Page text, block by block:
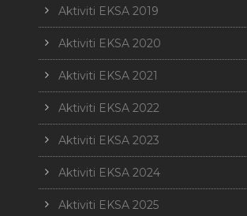
Aktiviti EKSA 2019
Aktiviti EKSA 2020
Aktiviti EKSA 2021
Aktiviti EKSA 2022
Aktiviti EKSA 2023
Aktiviti EKSA 2024
Aktiviti EKSA 2025